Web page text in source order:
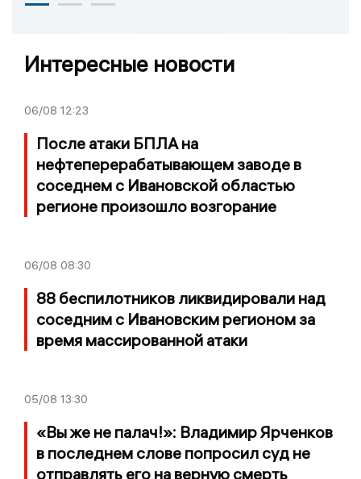
Интересные новости
06/08 12:23
После атаки БПЛА на
нефтеперерабатывающем заводе в
соседнем с Ивановской областью
регионе произошло возгорание
06/08 08:30
88 беспилотников ликвидировали над
соседним с Ивановским регионом за
время массированной атаки
05/08 13:30
«Вы же не палач!»: Владимир Ярченков
в последнем слове попросил суд не
отправлять его на верную смерть